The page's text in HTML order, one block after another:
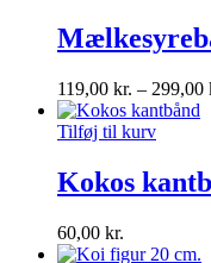
119,00 kr. – 299,00
Tilføj til kurv
Kokos
60,00 kr.